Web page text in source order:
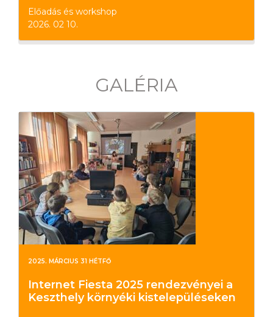
Előadás és workshop
2026. 02 10.
GALÉRIA
2025. MÁRCIUS 31 HÉTFŐ
Internet Fiesta 2025 rendezvényei a
Keszthely környéki kistelepüléseken